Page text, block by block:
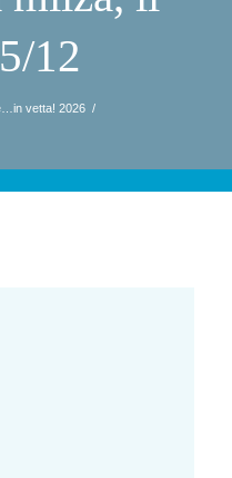
12
vetta! 2026 /